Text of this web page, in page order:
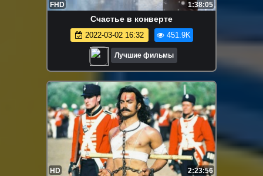
FHD 1:38:05
Счастье в конверте
2022-03-02 16:32 451.9K
Лучшие фильмы
HD 2:23:56